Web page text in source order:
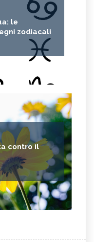
le
zodiacali
contro il